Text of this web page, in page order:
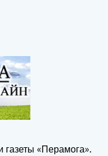
газеты «Перамога».